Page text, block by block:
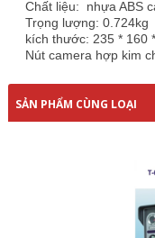
Chất liệu: nhựa ABS
Trọng lượng: 0.724kg
kích thước: 235 * 160
Nút camera hợp kim
SẢN PHẨM CÙNG LOẠI